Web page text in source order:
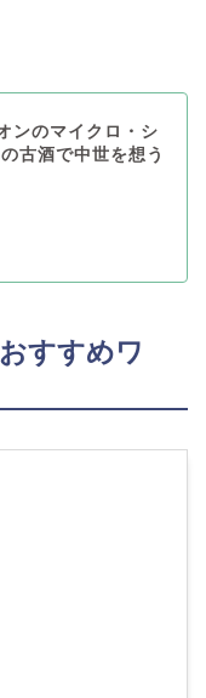
ンのマイクロ・シ
古酒で中世を想う
すすめワ